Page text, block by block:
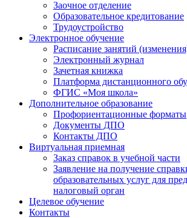
Заочное отделение
Образовательное кредитование
Трудоустройство
Электронное обучение
Расписание занятий
Электронный журнал
Зачетная книжка
Платформа дистанционного
ФГИС «Моя школа»
Дополнительное образование
Профориентационные форматы
Документы ДПО
Контакты ДПО
Виртуальная приемная
Заказ справок в учебной части
Заявление на получение
образовательных услуг для
налоговый орган
Целевое обучение
Контакты